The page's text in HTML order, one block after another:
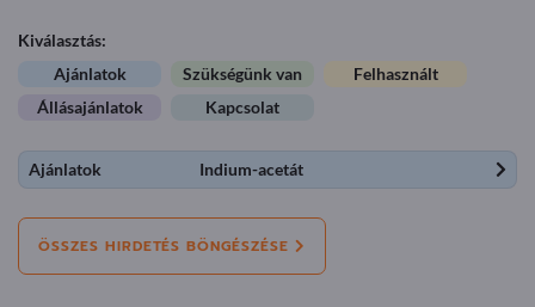
Kiválasztás:
Ajánlatok
Szükségünk van
Felhasznált
Állásajánlatok
Kapcsolat
Ajánlatok Indium-acetát
ÖSSZES HIRDETÉS BÖNGÉSZÉSE